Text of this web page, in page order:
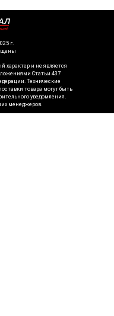
характер и не является
Статьи 437
Технические
товара могут быть
уведомления.
менеджеров.
г.